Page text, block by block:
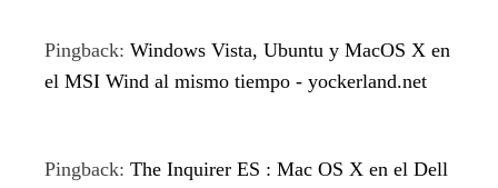
Pingback: Windows Vista, Ubuntu y MacOS X en
el MSI Wind al mismo tiempo - yockerland.net
Pingback: The Inquirer ES : Mac OS X en el Dell